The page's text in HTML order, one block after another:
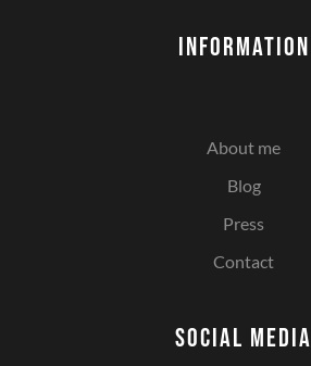
Information
About me
Blog
Press
Contact
Social media